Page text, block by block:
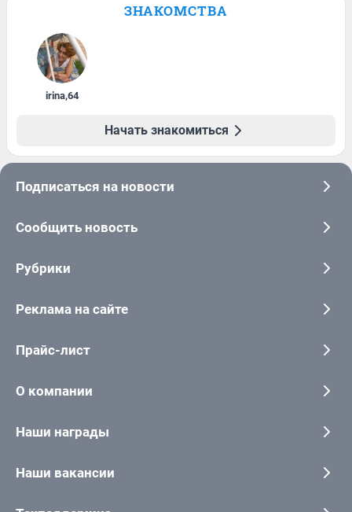
ЗНАКОМСТВА
irina,64
Начать знакомиться
Подписаться на новости
Сообщить новость
Рубрики
Реклама на сайте
Прайс-лист
О компании
Наши награды
Наши вакансии